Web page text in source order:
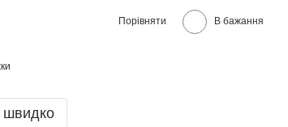
Порівняти В бажання
швидко